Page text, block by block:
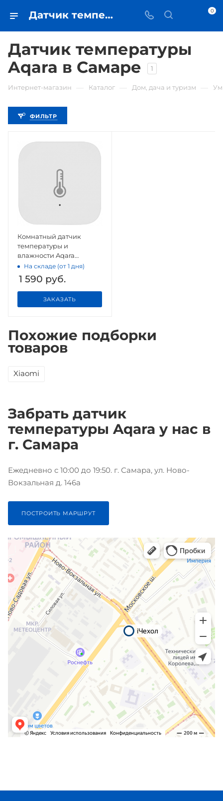
Датчик температуры Aqara • купить датчик температуры в Самаре - iЧехол 0
Датчик температуры
Aqara в Самаре
1
Интернет-магазин Каталог Дом, дача и туризм
ФИЛЬТР
Комнатный датчик
температуры и
влажности Aqara
Temperature and
Humidity Sensor
На складе (от 1 дня)
1 590 руб.
ЗАКАЗАТЬ
Похожие подборки
товаров
Xiaomi
Забрать датчик
температуры Aqara у нас в
г. Самара
Ежедневно с 10:00 до 19:50. г. Самара, ул. Ново-
Вокзальная д. 146а
ПОСТРОИТЬ МАРШРУТ